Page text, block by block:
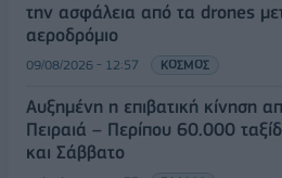
την ασφάλεια από τα drones
αεροδρόμιο
09/08/2026 - 12:57 ΚΟΣΜΟΣ
Αυξημένη η επιβατική κίνηση
Πειραιά – Περίπου 60.000
και Σάββατο